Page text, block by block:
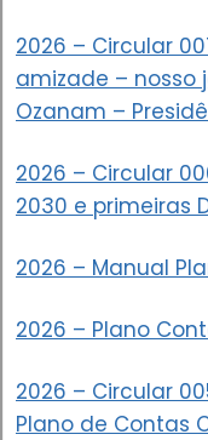
2026 – Circular
amizade – nosso
Ozanam –
2026 – Circular
2030 e primeiras
2026 – Manual
2026 – Plano
2026 – Circular
Plano de Contas